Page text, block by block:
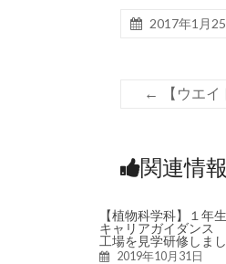
2017年1月
← 【ウエ
関連情報
【植物科学科】１年
キャリアガイダンス
工場を見学研修しまし
2019年10月31日